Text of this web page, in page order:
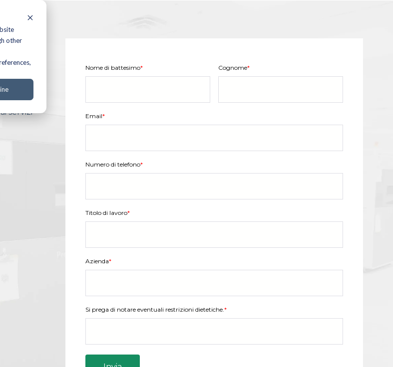
other
le
è rivolto
servizi
Nome di battesimo* Cognome*
Email*
Numero di telefono*
Titolo di lavoro*
Azienda*
Si prega di notare eventuali restrizioni dietetiche. *